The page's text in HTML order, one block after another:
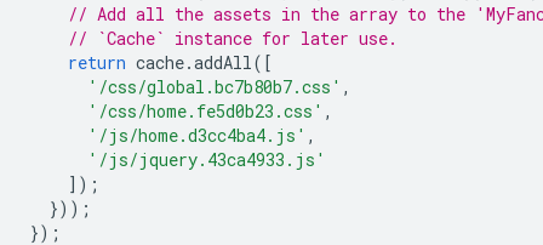
// Add all the assets in the array to the
// `Cache` instance for later use.
return cache.addAll([
'/css/global.bc7b80b7.css' ,
'/css/home.fe5d0b23.css' ,
'/js/home.d3cc4ba4.js' ,
'/js/jquery.43ca4933.js'
]);
}));
});